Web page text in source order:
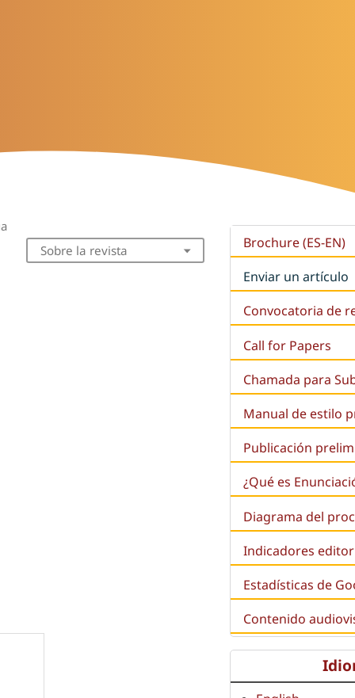
Sobre la revista
Brochure (ES-EN)
Enviar un artículo
Convocatoria de
Call for Papers
Chamada para
Manual de estilo
Publicación
¿Qué es
Diagrama del
Indicadores
Estadísticas de
Contenido